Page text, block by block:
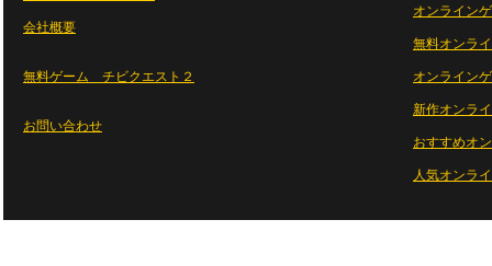
会社概要
無料ゲーム チビクエスト２
お問い合わせ
オンライン
無料オンラ
オンライン
新作オンラ
おすすめオ
人気オンラ